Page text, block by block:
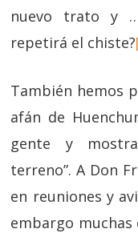
nuevo trato y
repetirá el chiste?
También hemos
afán de
gente y
terreno”. A Don
en reuniones y
embargo muchas